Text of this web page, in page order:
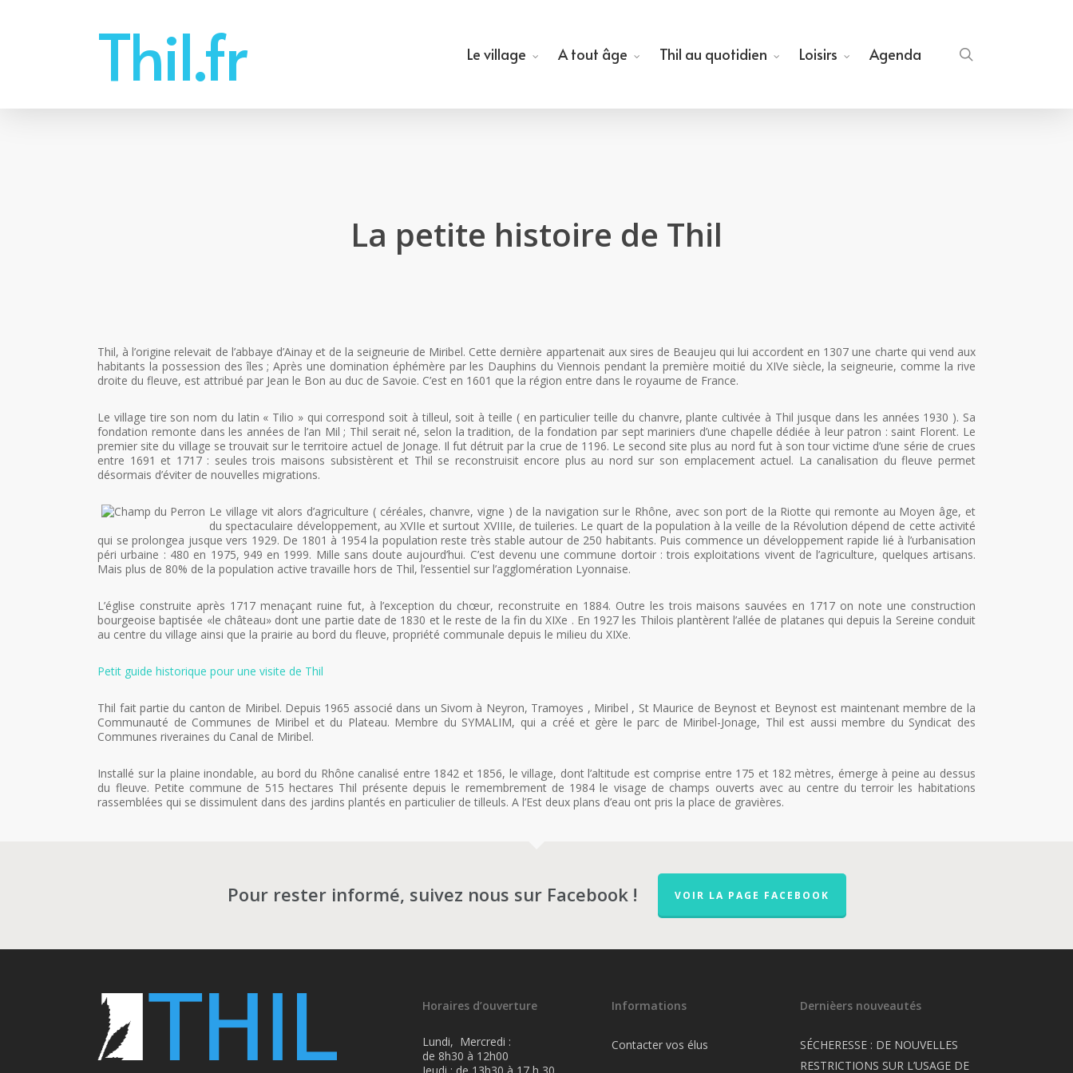
Thil.fr Le village A tout âge Thil au quotidien Loisirs Agenda
La petite histoire de Thil
Thil, à l’origine relevait de l’abbaye d’Ainay et de la seigneurie de Miribel. Cette dernière appartenait aux sires de Beaujeu qui lui accordent en 1307 une charte qui vend aux
habitants la possession des îles ; Après une domination éphémère par les Dauphins du Viennois pendant la première moitié du XIVe siècle, la seigneurie, comme la rive
droite du fleuve, est attribué par Jean le Bon au duc de Savoie. C’est en 1601 que la région entre dans le royaume de France.
Le village tire son nom du latin « Tilio » qui correspond soit à tilleul, soit à teille ( en particulier teille du chanvre, plante cultivée à Thil jusque dans les années 1930 ). Sa
fondation remonte dans les années de l’an Mil ; Thil serait né, selon la tradition, de la fondation par sept mariniers d’une chapelle dédiée à leur patron : saint Florent. Le
premier site du village se trouvait sur le territoire actuel de Jonage. Il fut détruit par la crue de 1196. Le second site plus au nord fut à son tour victime d’une série de crues
entre 1691 et 1717 : seules trois maisons subsistèrent et Thil se reconstruisit encore plus au nord sur son emplacement actuel. La canalisation du fleuve permet
désormais d’éviter de nouvelles migrations.
Le village vit alors d’agriculture ( céréales, chanvre, vigne ) de la navigation sur le Rhône, avec son port de la Riotte qui remonte au Moyen âge, et
du spectaculaire développement, au XVIIe et surtout XVIIIe, de tuileries. Le quart de la population à la veille de la Révolution dépend de cette activité
qui se prolongea jusque vers 1929. De 1801 à 1954 la population reste très stable autour de 250 habitants. Puis commence un développement rapide lié à l’urbanisation
péri urbaine : 480 en 1975, 949 en 1999. Mille sans doute aujourd’hui. C’est devenu une commune dortoir : trois exploitations vivent de l’agriculture, quelques artisans.
Mais plus de 80% de la population active travaille hors de Thil, l’essentiel sur l’agglomération Lyonnaise.
L’église construite après 1717 menaçant ruine fut, à l’exception du chœur, reconstruite en 1884. Outre les trois maisons sauvées en 1717 on note une construction
bourgeoise baptisée «le château» dont une partie date de 1830 et le reste de la fin du XIXe . En 1927 les Thilois plantèrent l’allée de platanes qui depuis la Sereine conduit
au centre du village ainsi que la prairie au bord du fleuve, propriété communale depuis le milieu du XIXe.
Petit guide historique pour une visite de Thil
Thil fait partie du canton de Miribel. Depuis 1965 associé dans un Sivom à Neyron, Tramoyes , Miribel , St Maurice de Beynost et Beynost est maintenant membre de la
Communauté de Communes de Miribel et du Plateau. Membre du SYMALIM, qui a créé et gère le parc de Miribel-Jonage, Thil est aussi membre du Syndicat des
Communes riveraines du Canal de Miribel.
Installé sur la plaine inondable, au bord du Rhône canalisé entre 1842 et 1856, le village, dont l’altitude est comprise entre 175 et 182 mètres, émerge à peine au dessus
du fleuve. Petite commune de 515 hectares Thil présente depuis le remembrement de 1984 le visage de champs ouverts avec au centre du terroir les habitations
rassemblées qui se dissimulent dans des jardins plantés en particulier de tilleuls. A l’Est deux plans d’eau ont pris la place de gravières.
Pour rester informé, suivez nous sur Facebook ! VOIR LA PAGE FACEBOOK
Horaires d’ouverture
Lundi, Mercredi :
de 8h30 à 12h00
Informations
Contacter vos élus
Dernièers nouveautés
SÉCHERESSE : DE NOUVELLES
RESTRICTIONS SUR L’USAGE DE